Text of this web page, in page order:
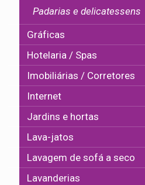
Padarias e delicatessens
Gráficas
Hotelaria / Spas
Imobiliárias / Corretores
Internet
Jardins e hortas
Lava-jatos
Lavagem de sofá a seco
Lavanderias